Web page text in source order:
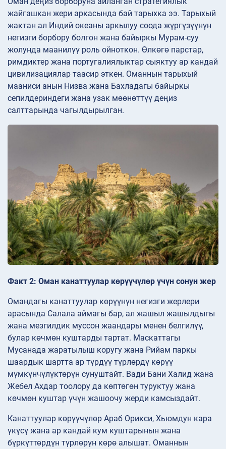
жайгашкан жери аркасында бай тарыхка ээ. Тарыхый
жактан ал Индий океаны аркылуу соода жүргүзүүнүн
негизги борбору болгон жана байыркы Мурам-суу
жолунда маанилүү роль ойноткон. Өлкөгө парстар,
римдиктер жана португалиялыктар сыяктуу ар кандай
цивилизациялар таасир эткен. Оманнын тарыхый
мааниси анын Низва жана Бахладагы байыркы
сепилдериндеги жана узак мөөнөттүү деңиз
салттарында чагылдырылган.
Факт 2: Оман канаттуулар көрүүчүлөр үчүн сонун жер
Омандагы канаттуулар көрүүнүн негизги жерлери
арасында Салала аймагы бар, ал жашыл жашылдыгы
жана мезгилдик муссон жаандары менен белгилүү,
булар көчмөн куштарды тартат. Маскаттагы
Мусанада жаратылыш коругу жана Рийам паркы
шаардык шартта ар түрдүү түрлөрдү көрүү
мүмкүнчүлүктөрүн сунуштайт. Вади Бани Халид жана
Жебел Ахдар тоолору да көптөгөн туруктуу жана
көчмөн куштар үчүн жашоочу жерди камсыздайт.
Канаттуулар көрүүчүлөр Араб Орикси, Хьюмдун кара
үкүсү жана ар кандай кум куштарынын жана
бүркүттөрдүн түрлөрүн көрө алышат. Оманнын